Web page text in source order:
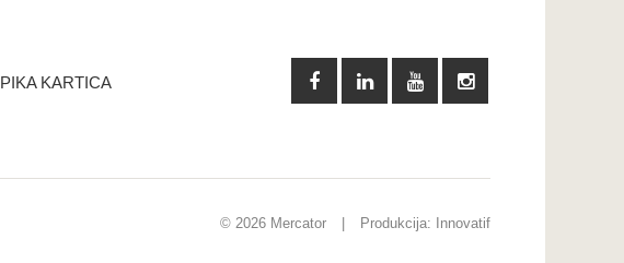
PIKA KARTICA
© 2026 Mercator Produkcija: Innovatif